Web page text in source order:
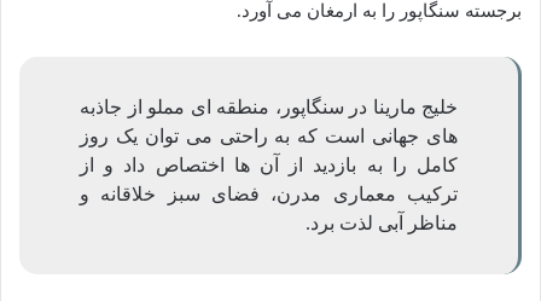
برجسته سنگاپور را به ارمغان می آورد.
خلیج مارینا در سنگاپور، منطقه ای مملو از جاذبه
های جهانی است که به راحتی می توان یک روز
کامل را به بازدید از آن ها اختصاص داد و از
ترکیب معماری مدرن، فضای سبز خلاقانه و
مناظر آبی لذت برد.